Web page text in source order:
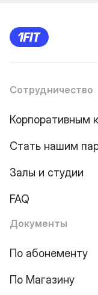
Сотрудничество
Корпоративным
Стать нашим
Залы и студии
FAQ
Документы
По абонементу
По Магазину